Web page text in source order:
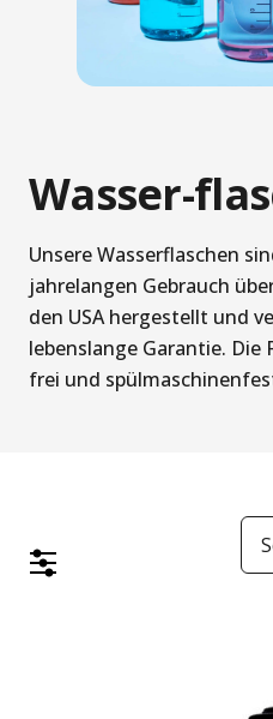
Wasser-
Unsere Wasserflaschen
jahrelangen Gebrauch
den USA hergestellt und
lebenslange Garantie. Die
frei und